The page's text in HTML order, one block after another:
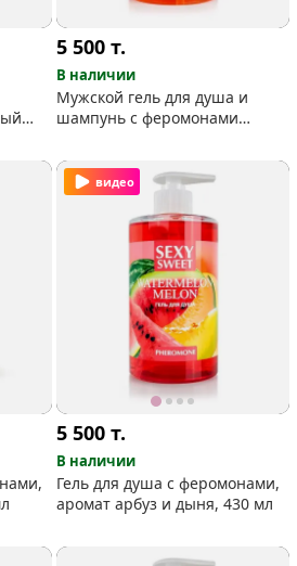
5 500т.
В наличии
Мужской гель для душа и
шампунь с феромонами
видео
5 500т.
В наличии
Гель для душа с феромонами,
аромат арбуз и дыня, 430 мл